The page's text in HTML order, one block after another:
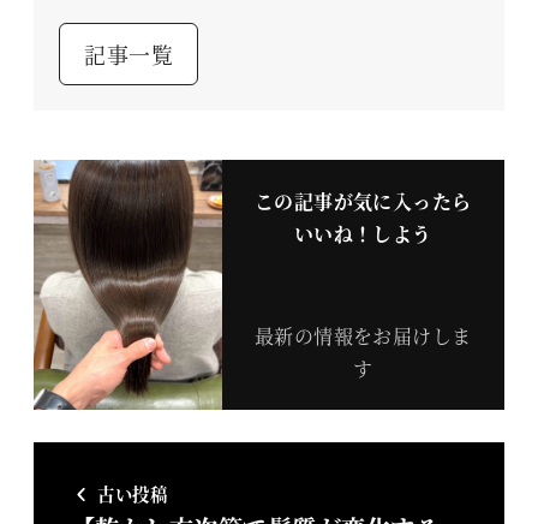
記事一覧
この記事が気に入ったら
いいね！しよう
最新の情報をお届けしま
す
古い投稿